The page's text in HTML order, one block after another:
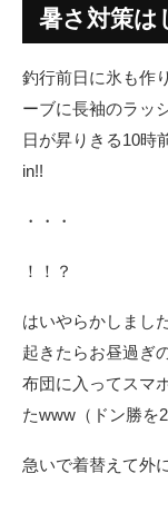
暑さ対策は
釣行前日に氷も作
ーブに長袖のラッ
日が昇りきる10時
in!!
・・・
！！？
はいやらかしまし
起きたらお昼過ぎ
布団に入ってスマ
たwww（ドン勝を
急いで着替えて外